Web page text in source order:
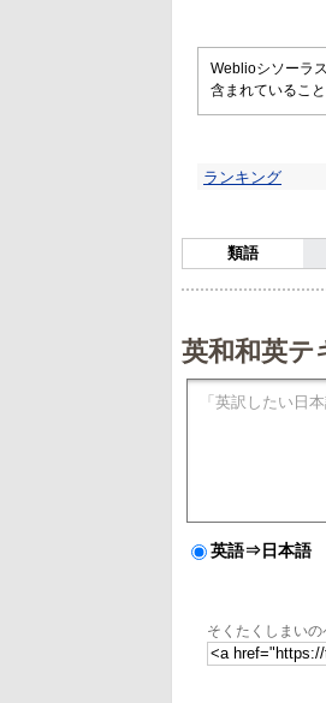
Weblioシソーラ
含まれているこ
ランキング
類語
英和和英テ
英語⇒日本語
そくたくしまい